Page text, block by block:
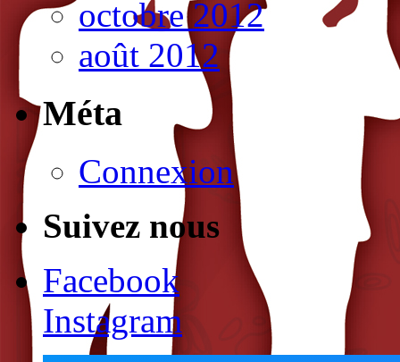
octobre 2012
août 2012
Méta
Connexion
Suivez nous
Facebook
Instagram